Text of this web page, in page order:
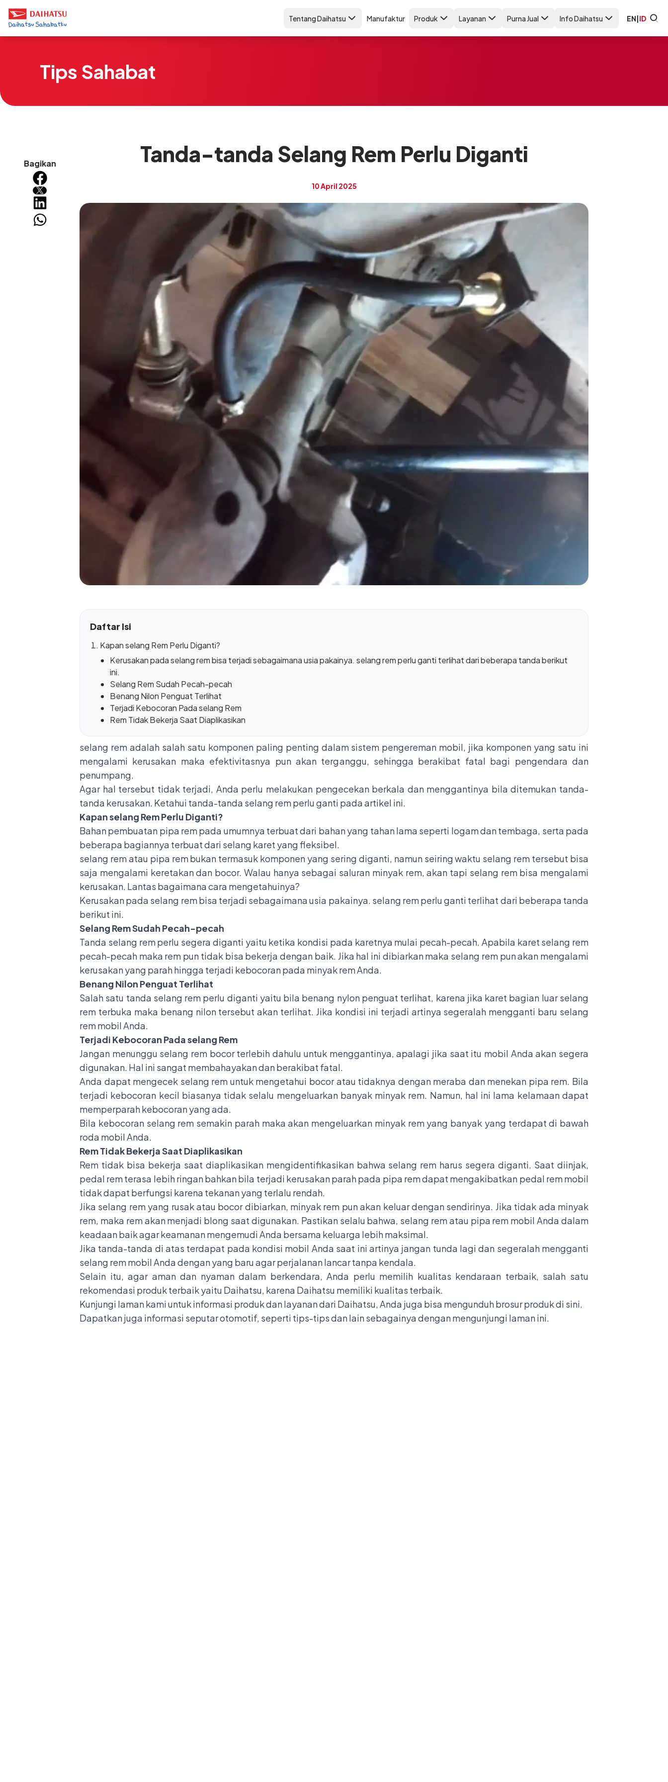
Tentang Daihatsu Manufaktur Produk Layanan Purna Jual Info Daihatsu EN|ID
Tips Sahabat
Bagikan Tanda-tanda Selang Rem Perlu Diganti
10 April 2025
Daftar Isi
Kapan selang Rem Perlu Diganti?
Kerusakan pada selang rem bisa terjadi sebagaimana usia pakainya. selang rem perlu ganti terlihat dari beberapa tanda berikut
ini.
Selang Rem Sudah Pecah-pecah
Benang Nilon Penguat Terlihat
Terjadi Kebocoran Pada selang Rem
Rem Tidak Bekerja Saat Diaplikasikan
selang rem adalah salah satu komponen paling penting dalam sistem pengereman mobil, jika komponen yang satu ini
mengalami kerusakan maka efektivitasnya pun akan terganggu, sehingga berakibat fatal bagi pengendara dan
penumpang.
Agar hal tersebut tidak terjadi, Anda perlu melakukan pengecekan berkala dan menggantinya bila ditemukan tanda-
tanda kerusakan. Ketahui tanda-tanda selang rem perlu ganti pada artikel ini.
Kapan selang Rem Perlu Diganti?
Bahan pembuatan pipa rem pada umumnya terbuat dari bahan yang tahan lama seperti logam dan tembaga, serta pada
beberapa bagiannya terbuat dari selang karet yang fleksibel.
selang rem atau pipa rem bukan termasuk komponen yang sering diganti, namun seiring waktu selang rem tersebut bisa
saja mengalami keretakan dan bocor. Walau hanya sebagai saluran minyak rem, akan tapi selang rem bisa mengalami
kerusakan. Lantas bagaimana cara mengetahuinya?
Kerusakan pada selang rem bisa terjadi sebagaimana usia pakainya. selang rem perlu ganti terlihat dari beberapa tanda
berikut ini.
Selang Rem Sudah Pecah-pecah
Tanda selang rem perlu segera diganti yaitu ketika kondisi pada karetnya mulai pecah-pecah. Apabila karet selang rem
pecah-pecah maka rem pun tidak bisa bekerja dengan baik. Jika hal ini dibiarkan maka selang rem pun akan mengalami
kerusakan yang parah hingga terjadi kebocoran pada minyak rem Anda.
Benang Nilon Penguat Terlihat
Salah satu tanda selang rem perlu diganti yaitu bila benang nylon penguat terlihat, karena jika karet bagian luar selang
rem terbuka maka benang nilon tersebut akan terlihat. Jika kondisi ini terjadi artinya segeralah mengganti baru selang
rem mobil Anda.
Terjadi Kebocoran Pada selang Rem
Jangan menunggu selang rem bocor terlebih dahulu untuk menggantinya, apalagi jika saat itu mobil Anda akan segera
digunakan. Hal ini sangat membahayakan dan berakibat fatal.
Anda dapat mengecek selang rem untuk mengetahui bocor atau tidaknya dengan meraba dan menekan pipa rem. Bila
terjadi kebocoran kecil biasanya tidak selalu mengeluarkan banyak minyak rem. Namun, hal ini lama kelamaan dapat
memperparah kebocoran yang ada.
Bila kebocoran selang rem semakin parah maka akan mengeluarkan minyak rem yang banyak yang terdapat di bawah
roda mobil Anda.
Rem Tidak Bekerja Saat Diaplikasikan
Rem tidak bisa bekerja saat diaplikasikan mengidentifikasikan bahwa selang rem harus segera diganti. Saat diinjak,
pedal rem terasa lebih ringan bahkan bila terjadi kerusakan parah pada pipa rem dapat mengakibatkan pedal rem mobil
tidak dapat berfungsi karena tekanan yang terlalu rendah.
Jika selang rem yang rusak atau bocor dibiarkan, minyak rem pun akan keluar dengan sendirinya. Jika tidak ada minyak
rem, maka rem akan menjadi blong saat digunakan. Pastikan selalu bahwa, selang rem atau pipa rem mobil Anda dalam
keadaan baik agar keamanan mengemudi Anda bersama keluarga lebih maksimal.
Jika tanda-tanda di atas terdapat pada kondisi mobil Anda saat ini artinya jangan tunda lagi dan segeralah mengganti
selang rem mobil Anda dengan yang baru agar perjalanan lancar tanpa kendala.
Selain itu, agar aman dan nyaman dalam berkendara, Anda perlu memilih kualitas kendaraan terbaik, salah satu
rekomendasi produk terbaik yaitu Daihatsu, karena Daihatsu memiliki kualitas terbaik.
Kunjungi laman kamiuntuk informasi produk dan layanan dari Daihatsu, Anda juga bisa mengunduh brosur produk di sini.
Dapatkan juga informasi seputar otomotif, seperti tips-tips dan lain sebagainya dengan mengunjungi laman ini.